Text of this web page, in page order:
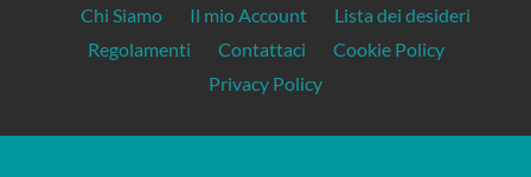
Chi Siamo Il mio Account
Lista dei desideri
Regolamenti
Contattaci
Cookie Policy
Privacy Policy